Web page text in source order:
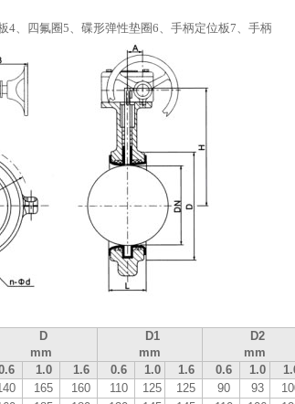
4、四氟圈5、碟形弹性垫圈6、手柄定位板7、手柄
D
mm
D1
mm
D2
mm
1.0 1.6 0.6 1.0 1.6 0.6 1.0
165 160 110 125 125 90 93